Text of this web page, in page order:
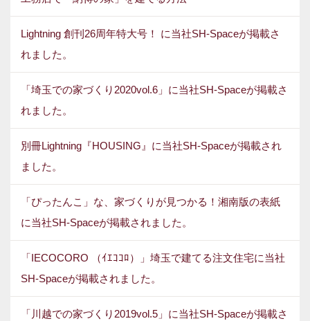
Lightning 創刊26周年特大号！ に当社SH-Spaceが掲載さ
れました。
「埼玉での家づくり2020vol.6」に当社SH-Spaceが掲載さ
れました。
別冊Lightning『HOUSING』に当社SH-Spaceが掲載され
ました。
「ぴったんこ」な、家づくりが見つかる！湘南版の表紙
に当社SH-Spaceが掲載されました。
「IECOCORO （ｲｴｺｺﾛ）」埼玉で建てる注文住宅に当社
SH-Spaceが掲載されました。
「川越での家づくり2019vol.5」に当社SH-Spaceが掲載さ